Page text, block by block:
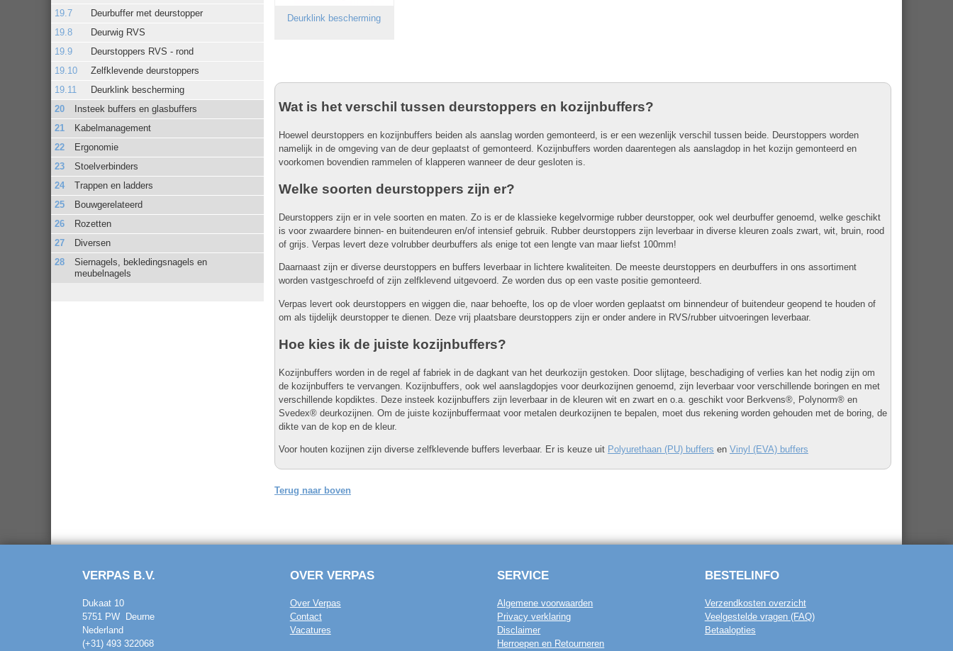
Deurbuffer met deurstopper
Deurwig RVS
Deurstoppers RVS - rond
Zelfklevende deurstoppers
Deurklink bescherming
Insteek buffers en glasbuffers
Kabelmanagement
Ergonomie
Stoelverbinders
Trappen en ladders
Bouwgerelateerd
Rozetten
Diversen
Siernagels, bekledingsnagels en
meubelnagels
Deurklink bescherming
Wat is het verschil tussen deurstoppers en kozijnbuffers?
Hoewel deurstoppers en kozijnbuffers beiden als aanslag worden gemonteerd, is er een wezenlijk verschil tussen beide. Deurstoppers worden
namelijk in de omgeving van de deur geplaatst of gemonteerd. Kozijnbuffers worden daarentegen als aanslagdop in het kozijn gemonteerd en
voorkomen bovendien rammelen of klapperen wanneer de deur gesloten is.
Welke soorten deurstoppers zijn er?
Deurstoppers zijn er in vele soorten en maten. Zo is er de klassieke kegelvormige rubber deurstopper, ook wel deurbuffer genoemd, welke geschikt
is voor zwaardere binnen- en buitendeuren en/of intensief gebruik. Rubber deurstoppers zijn leverbaar in diverse kleuren zoals zwart, wit, bruin, rood
of grijs. Verpas levert deze volrubber deurbuffers als enige tot een lengte van maar liefst 100mm!
Daarnaast zijn er diverse deurstoppers en buffers leverbaar in lichtere kwaliteiten. De meeste deurstoppers en deurbuffers in ons assortiment
worden vastgeschroefd of zijn zelfklevend uitgevoerd. Ze worden dus op een vaste positie gemonteerd.
Verpas levert ook deurstoppers en wiggen die, naar behoefte, los op de vloer worden geplaatst om binnendeur of buitendeur geopend te houden of
om als tijdelijk deurstopper te dienen. Deze vrij plaatsbare deurstoppers zijn er onder andere in RVS/rubber uitvoeringen leverbaar.
Hoe kies ik de juiste kozijnbuffers?
Kozijnbuffers worden in de regel af fabriek in de dagkant van het deurkozijn gestoken. Door slijtage, beschadiging of verlies kan het nodig zijn om
de kozijnbuffers te vervangen. Kozijnbuffers, ook wel aanslagdopjes voor deurkozijnen genoemd, zijn leverbaar voor verschillende boringen en met
verschillende kopdiktes. Deze insteek kozijnbuffers zijn leverbaar in de kleuren wit en zwart en o.a. geschikt voor Berkvens®, Polynorm® en
Svedex® deurkozijnen. Om de juiste kozijnbuffermaat voor metalen deurkozijnen te bepalen, moet dus rekening worden gehouden met de boring, de
dikte van de kop en de kleur.
Voor houten kozijnen zijn diverse zelfklevende buffers leverbaar. Er is keuze uit Polyurethaan (PU) buffers en Vinyl (EVA) buffers
Terug naar boven
VERPAS B.V.
Dukaat 10
5751 PW Deurne
Nederland
(+31) 493 322068
OVER VERPAS
Over Verpas
Contact
Vacatures
SERVICE
Algemene voorwaarden
Privacy verklaring
Disclaimer
Herroepen en Retourneren
BESTELINFO
Verzendkosten overzicht
Veelgestelde vragen (FAQ)
Betaalopties